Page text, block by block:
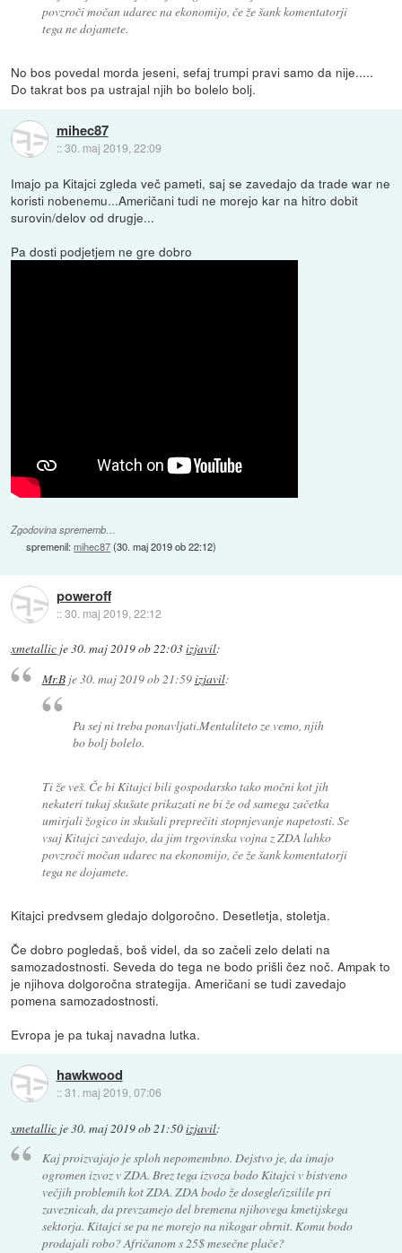
povzroči močan udarec na ekonomijo, če že šank komentatorji
tega ne dojamete.
No bos povedal morda jeseni, sefaj trumpi pravi samo da nije.....
Do takrat bos pa ustrajal njih bo bolelo bolj.
mihec87
::30. maj 2019, 22:09
Imajo pa Kitajci zgleda več pameti, saj se zavedajo da trade war ne
koristi nobenemu...Američani tudi ne morejo kar na hitro dobit
surovin/delov od drugje...
Pa dosti podjetjem ne gre dobro
Zgodovina sprememb…
spremenil:mihec87(30. maj 2019 ob 22:12)
poweroff
::30. maj 2019, 22:12
xmetallic je30. maj 2019 ob 22:03izjavil:
Mr.Bje30. maj 2019 ob 21:59izjavil:
Pa sej ni treba ponavljati.Mentaliteto ze vemo, njih
bo bolj bolelo.
Ti že veš. Če bi Kitajci bili gospodarsko tako močni kot jih
nekateri tukaj skušate prikazati ne bi že od samega začetka
umirjali žogico in skušali preprečiti stopnjevanje napetosti. Se
vsaj Kitajci zavedajo, da jim trgovinska vojna z ZDA lahko
povzroči močan udarec na ekonomijo, če že šank komentatorji
tega ne dojamete.
Kitajci predvsem gledajo dolgoročno. Desetletja, stoletja.
Če dobro pogledaš, boš videl, da so začeli zelo delati na
samozadostnosti. Seveda do tega ne bodo prišli čez noč. Ampak to
je njihova dolgoročna strategija. Američani se tudi zavedajo
pomena samozadostnosti.
Evropa je pa tukaj navadna lutka.
hawkwood
::31. maj 2019, 07:06
xmetallic je30. maj 2019 ob 21:50izjavil:
Kaj proizvajajo je sploh nepomembno. Dejstvo je, da imajo
ogromen izvoz v ZDA. Brez tega izvoza bodo Kitajci v bistveno
večjih problemih kot ZDA. ZDA bodo že dosegle/izsilile pri
zaveznicah, da prevzamejo del bremena njihovega kmetijskega
sektorja. Kitajci se pa ne morejo na nikogar obrnit. Komu bodo
prodajali robo? Afričanom s 25$ mesečne plače?